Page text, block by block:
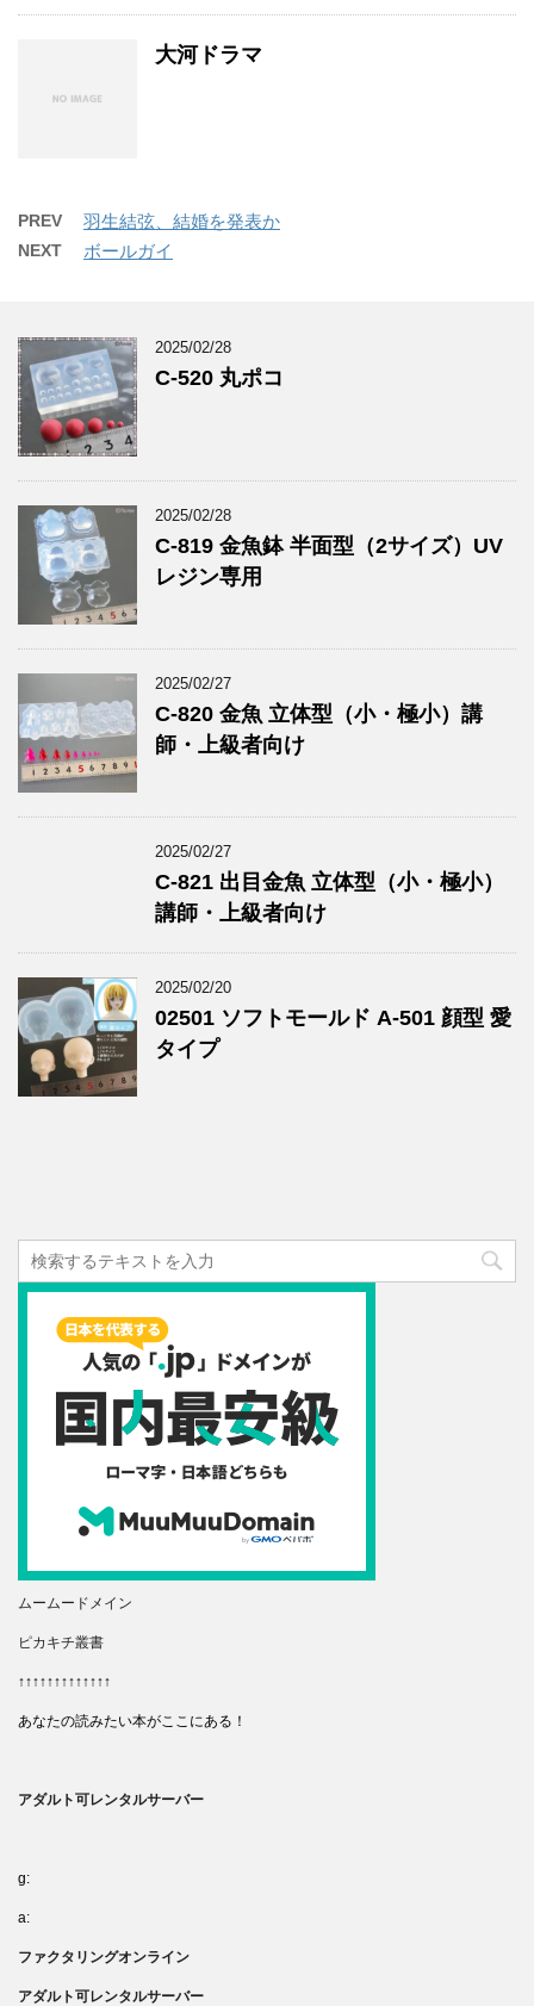
大河ドラマ
PREV 羽生結弦、結婚を発表か
NEXT ボールガイ
2025/02/28
C-520 丸ポコ
2025/02/28
C-819 金魚鉢 半面型（2サイズ）UV
レジン専用
2025/02/27
C-820 金魚 立体型（小・極小）講
師・上級者向け
2025/02/27
C-821 出目金魚 立体型（小・極小）
講師・上級者向け
2025/02/20
02501 ソフトモールド A-501 顔型 愛
タイプ
ムームードメイン
ピカキチ叢書
↑↑↑↑↑↑↑↑↑↑↑↑↑
あなたの読みたい本がここにある！
アダルト可レンタルサーバー
g:
a:
ファクタリングオンライン
アダルト可レンタルサーバー